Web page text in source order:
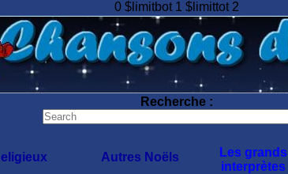
0 $limitbot 1 $limittot 2
Recherche :
Autres Noëls
Les grands
interprètes